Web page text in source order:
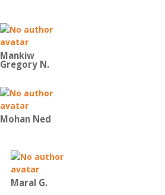
Mankiw
Gregory N.
Mohan Ned
Maral G.